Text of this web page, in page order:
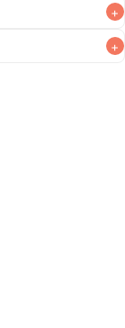
+
+
お早めにお召